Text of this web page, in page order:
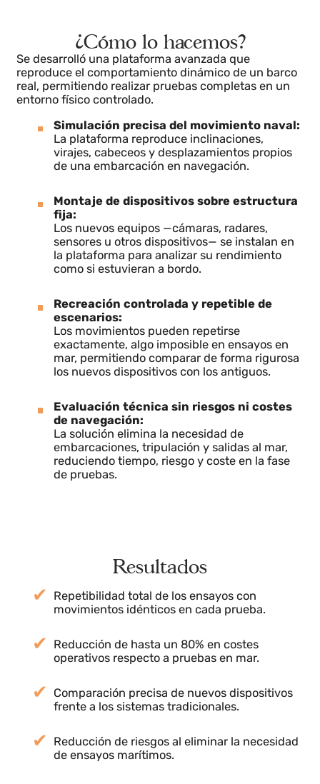
Solución
¿Cómo lo hacemos?
Se desarrolló una plataforma avanzada que
reproduce el comportamiento dinámico de un barco
entorno físico controlado.
Simulación precisa del movimiento naval:
La plataforma reproduce inclinaciones,
virajes, cabeceos y desplazamientos propios
de una embarcación en navegación.
Montaje de dispositivos sobre estructura
fija:
Los nuevos equipos —cámaras, radares,
sensores u otros dispositivos— se instalan en
la plataforma para analizar su rendimiento
como si estuvieran a bordo.
Recreación controlada y repetible de
escenarios:
Los movimientos pueden repetirse
exactamente, algo imposible en ensayos en
mar, permitiendo comparar de forma rigurosa
embarcaciones, tripulación y salidas al mar,
de pruebas.
Resultados
movimientos idénticos en cada prueba.